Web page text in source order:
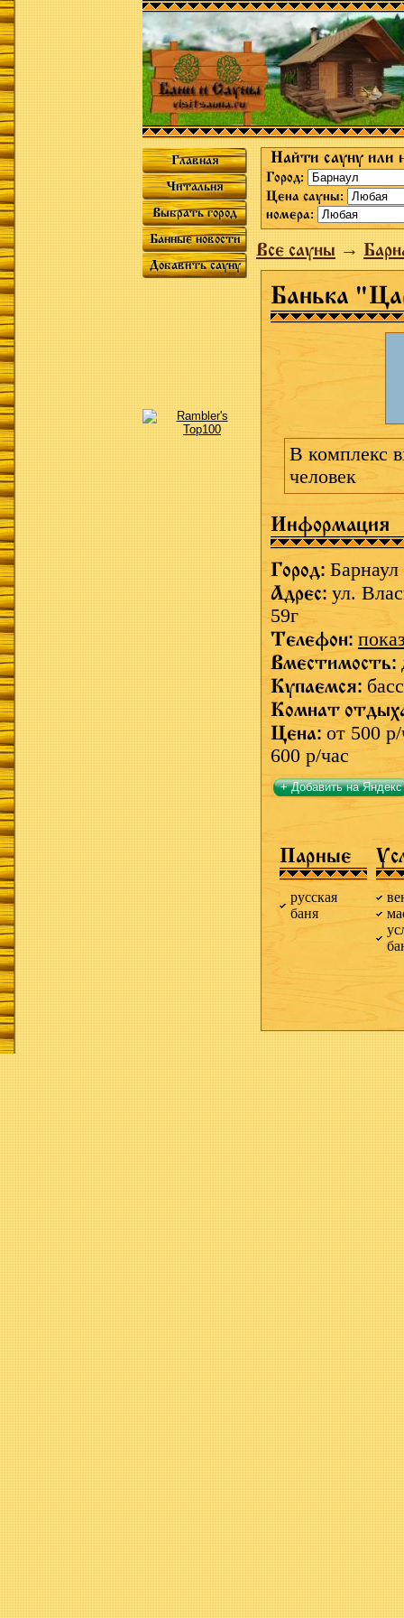
Главная
Читальня
Выбрать город
Банные новости
Добавить сауну
Найти сауну или
Город:
Цена сауны:
номера:
Все сауны→
Банька
В комплекс
человек
Информация
Город: Барнаул
Адрес: ул.
59г
Телефон:
Вместимость:
Купаемся:
Комнат
Цена: от 500
600 р/час
+ Добавить на Яндекс
Парные
русская
баня